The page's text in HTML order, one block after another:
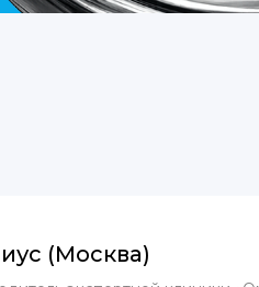
(Москва)